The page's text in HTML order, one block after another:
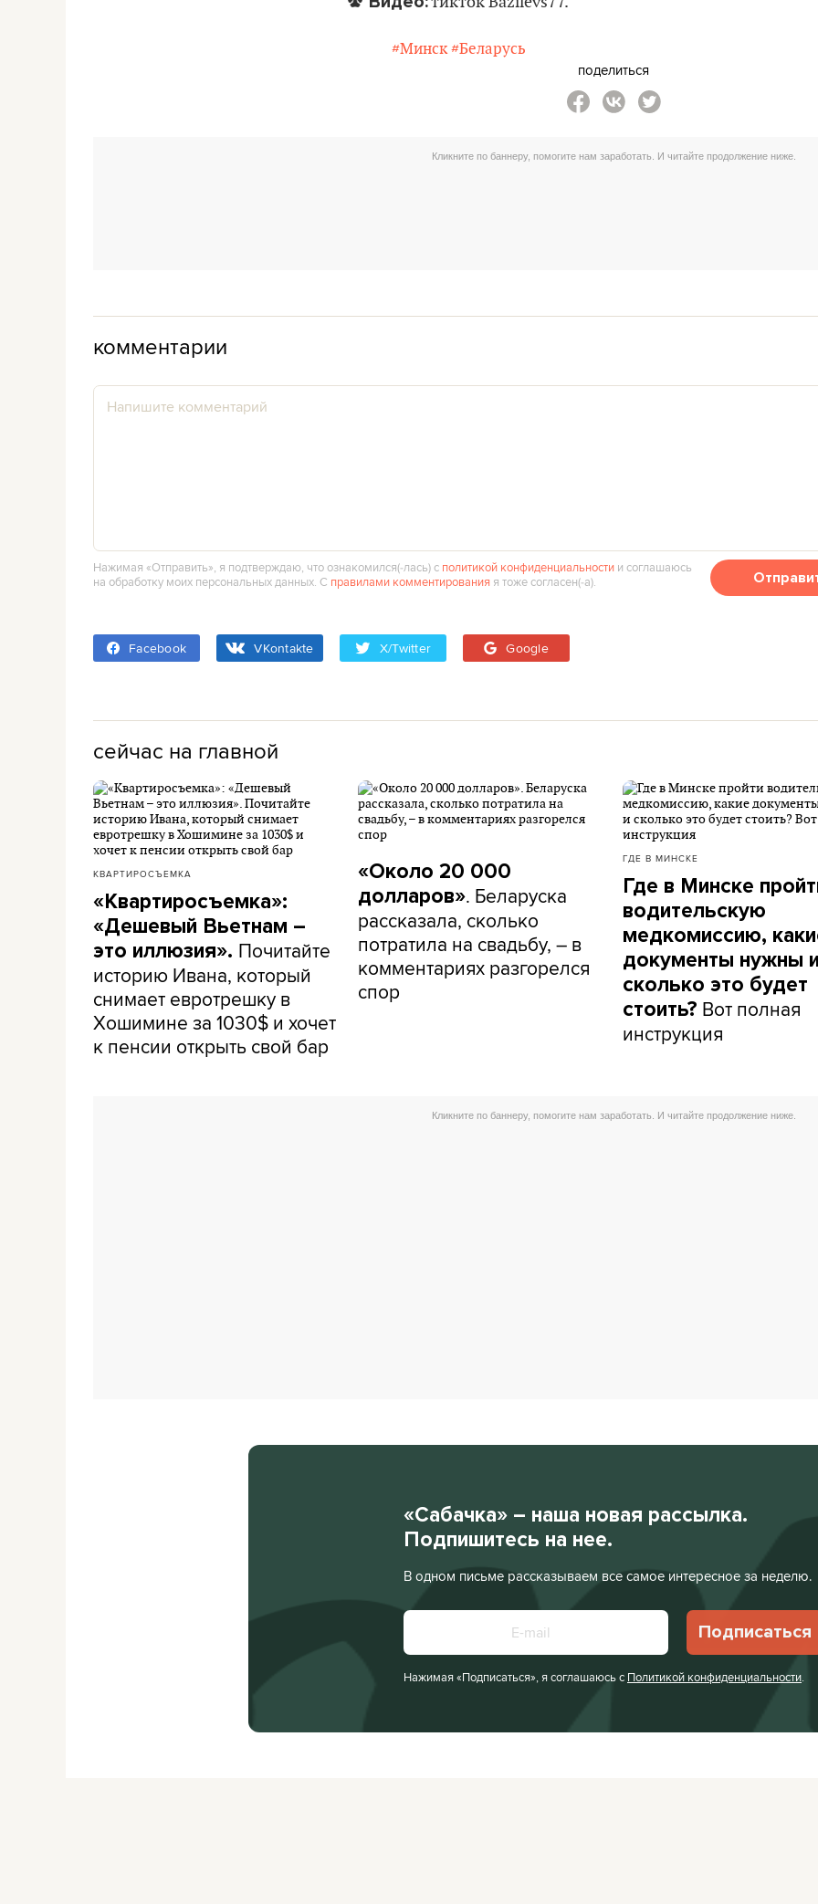
#Минск #Беларусь
поделиться
комментарии
Нажимая «Отправить», я подтверждаю, что ознакомился(‑лась) с политикой конфиденциальности и соглашаюсь
на обработку моих персональных данных. С правилами комментирования я тоже согласен(‑а).
Facebook VKontakte X/Twitter Google
сейчас на главной
КВАРТИРОСЪЕМКА
«Квартиросъемка»:
«Дешевый Вьетнам –
это иллюзия». Почитайте
историю Ивана, который
снимает евротрешку в
Хошимине за 1030$ и хочет
к пенсии открыть свой бар
«Около 20 000
долларов». Беларуска
рассказала, сколько
потратила на свадьбу, – в
комментариях разгорелся
спор
ГДЕ В МИНСКЕ
Где в Минске
водительскую
медкомиссию,
документы нужны
сколько это будет
стоить? Вот полная
инструкция
«Сабачка» – наша новая рассылка.
Подпишитесь на нее.
В одном письме рассказываем все самое интересное за неделю.
Подписаться
Нажимая «Подписаться», я соглашаюсь с Политикой конфиденциальности.